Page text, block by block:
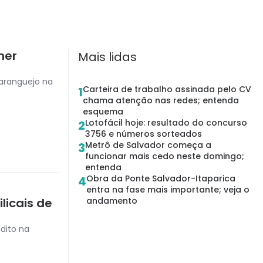
na
de
na
Mais lidas
1Carteira de trabalho assinada pelo CV
chama atenção nas redes; entenda
esquema
2Lotofácil hoje: resultado do concurso
3756 e números sorteados
3Metrô de Salvador começa a
funcionar mais cedo neste domingo;
entenda
4Obra da Ponte Salvador-Itaparica
entra na fase mais importante; veja o
andamento